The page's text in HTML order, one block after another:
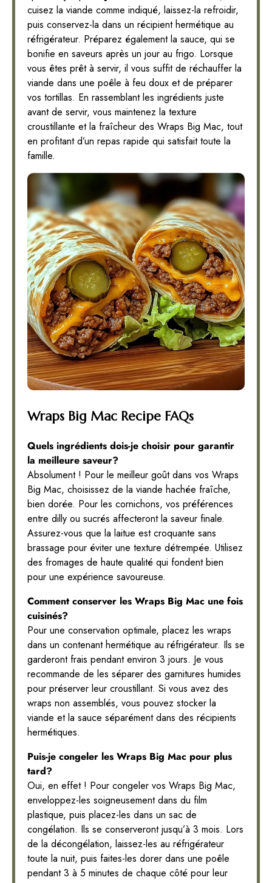
cuisez la viande comme indiqué, laissez-la refroidir,
puis conservez-la dans un récipient hermétique au
réfrigérateur. Préparez également la sauce, qui se
bonifie en saveurs après un jour au frigo. Lorsque
vous êtes prêt à servir, il vous suffit de réchauffer la
viande dans une poêle à feu doux et de préparer
vos tortillas. En rassemblant les ingrédients juste
avant de servir, vous maintenez la texture
croustillante et la fraîcheur des Wraps Big Mac, tout
en profitant d’un repas rapide qui satisfait toute la
famille.
Wraps Big Mac Recipe FAQs
Quels ingrédients dois-je choisir pour garantir
la meilleure saveur?
Absolument ! Pour le meilleur goût dans vos Wraps
Big Mac, choisissez de la viande hachée fraîche,
bien dorée. Pour les cornichons, vos préférences
entre dilly ou sucrés affecteront la saveur finale.
Assurez-vous que la laitue est croquante sans
brassage pour éviter une texture détrempée. Utilisez
des fromages de haute qualité qui fondent bien
pour une expérience savoureuse.
Comment conserver les Wraps Big Mac une fois
cuisinés?
Pour une conservation optimale, placez les wraps
dans un contenant hermétique au réfrigérateur. Ils se
garderont frais pendant environ 3 jours. Je vous
recommande de les séparer des garnitures humides
pour préserver leur croustillant. Si vous avez des
wraps non assemblés, vous pouvez stocker la
viande et la sauce séparément dans des récipients
hermétiques.
Puis-je congeler les Wraps Big Mac pour plus
tard?
Oui, en effet ! Pour congeler vos Wraps Big Mac,
enveloppez-les soigneusement dans du film
plastique, puis placez-les dans un sac de
congélation. Ils se conserveront jusqu’à 3 mois. Lors
de la décongélation, laissez-les au réfrigérateur
toute la nuit, puis faites-les dorer dans une poêle
pendant 3 à 5 minutes de chaque côté pour leur